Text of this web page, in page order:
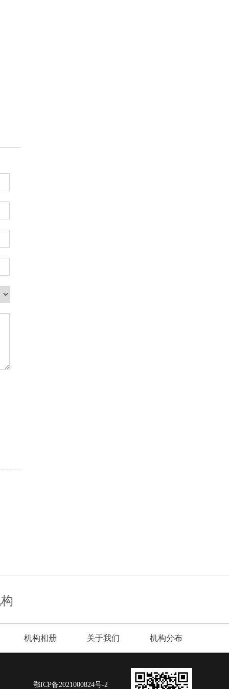
机构相册 关于我们 机构分布
鄂ICP备2021000824号-2